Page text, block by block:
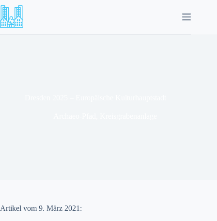
Zum
Inhalt
springen
Artikel vom 9. März 2021: